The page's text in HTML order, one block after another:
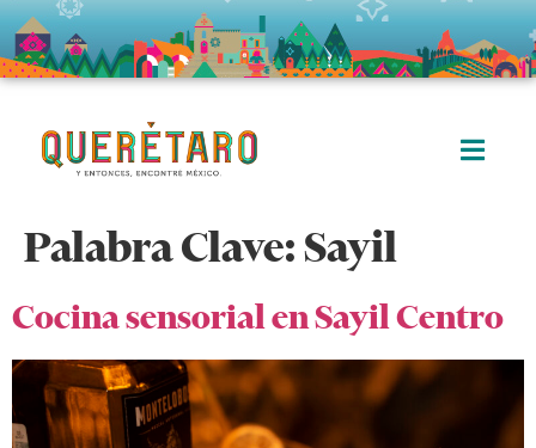
Palabra Clave:Sayil
Cocina sensorial en Sayil Centro